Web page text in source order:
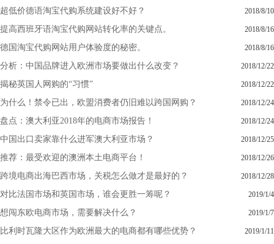
超低价德语淘宝代购系统建设好不好？ 2018/8/10
提高西班牙语淘宝代购网站转化率的关键点。 2018/8/16
德国淘宝代购网站用户体验度的秘密。 2018/8/16
分析：中国品牌进入欧洲市场要做出什么改变？ 2018/12/22
揭秘英国人网购的“习惯” 2018/12/22
为什么！禁令已出，欧盟消费者仍旧难以跨国网购？ 2018/12/24
盘点：澳大利亚2018年的电商市场报告！ 2018/12/24
中国出口卖家靠什么进军澳大利亚市场？ 2018/12/25
推荐：最受欢迎的澳洲本土电商平台！ 2018/12/26
跨境电商出海巴西市场，关税怎么做才是最好的？ 2018/12/28
对比法国市场和英国市场，谁会更胜一筹呢？ 2019/1/4
想闯东欧电商市场，需要解决什么？ 2019/1/7
比利时瓦隆大区作为欧洲最大的电商都有哪些优势？ 2019/1/11